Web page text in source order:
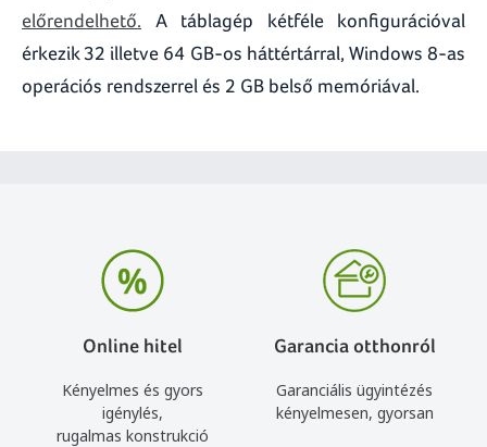
előrendelhető. A táblagép kétféle konfigurációval
érkezik 32 illetve 64 GB-os háttértárral, Windows 8-as
operációs rendszerrel és 2 GB belső memóriával.
Online hitel
Kényelmes és gyors
igénylés,
rugalmas konstrukció
Garancia otthonról
Garanciális ügyintézés
kényelmesen, gyorsan